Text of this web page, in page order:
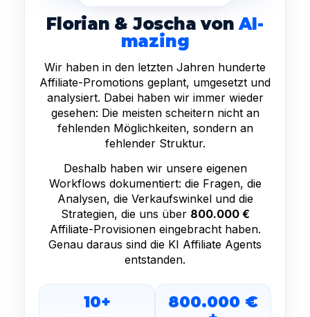
Florian & Joscha vonAI-
mazing
Wir haben in den letzten Jahren hunderte
Affiliate-Promotions geplant, umgesetzt und
analysiert. Dabei haben wir immer wieder
gesehen: Die meisten scheitern nicht an
fehlenden Möglichkeiten, sondern an
fehlender Struktur.
Deshalb haben wir unsere eigenen
Workflows dokumentiert: die Fragen, die
Analysen, die Verkaufswinkel und die
Strategien, die uns über 800.000 €
Affiliate-Provisionen eingebracht haben.
Genau daraus sind die KI Affiliate Agents
entstanden.
10+
800.000 €